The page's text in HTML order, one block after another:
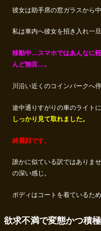
彼女は助手席の窓ガラスから
私は車内へ彼女を招き入れ一
移動中…スマホではあんなに
んど無言…。
川沿い近くのコインパークへ停
途中通りすがりの車のライトに
しっかり見て取れました。
綺麗顔です。
誰かに似ている訳ではありま
の深い感じ。
ボディはコートを着ているた
欲求不満で変態かつ積